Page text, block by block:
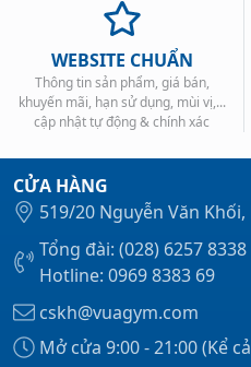
WEBSITE CHUẨN
Thông tin sản phẩm, giá bán,
khuyến mãi, hạn sử dụng, mùi vị,...
cập nhật tự động & chính xác
CỬA HÀNG
519/20 Nguyễn Văn Khối,
Tổng đài: (028) 6257 8338
Hotline: 0969 8383 69
cskh@vuagym.com
Mở cửa 9:00 - 21:00 (Kể